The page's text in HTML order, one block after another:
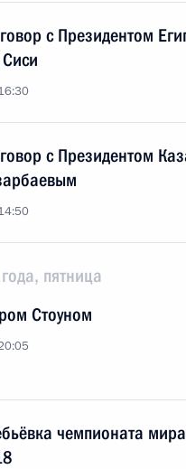
с Президентом
с Президентом
пятница
Стоуном
чемпионата мира